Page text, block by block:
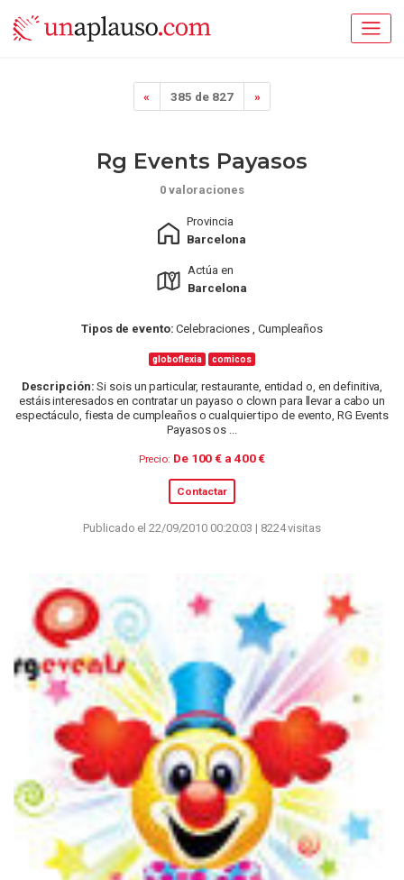
« 385 de 827 »
Rg Events Payasos
0 valoraciones
Provincia
Barcelona
Actúa en
Barcelona
Tipos de evento: Celebraciones , Cumpleaños
globoflexia comicos
Descripción: Si sois un particular, restaurante, entidad o, en definitiva,
estáis interesados en contratar un payaso o clown para llevar a cabo un
espectáculo, fiesta de cumpleaños o cualquier tipo de evento, RG Events
Payasos os ...
Precio: De 100 € a 400 €
Contactar
Publicado el 22/09/2010 00:20:03 | 8224 visitas